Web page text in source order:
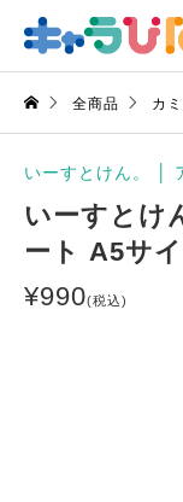
全商品 カ
いーすとけん。
いーすとけ
ート A5サ
¥990(税込)